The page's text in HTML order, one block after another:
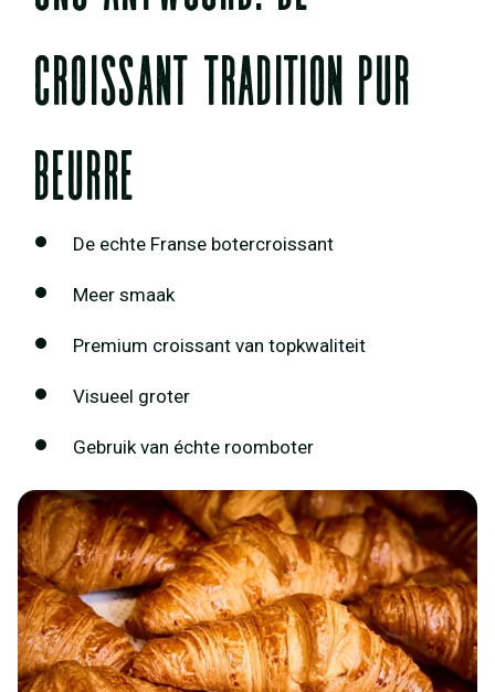
Croissant tradition pur
beurre
De echte Franse botercroissant
Meer smaak
Premium croissant van topkwaliteit
Visueel groter
Gebruik van échte roomboter